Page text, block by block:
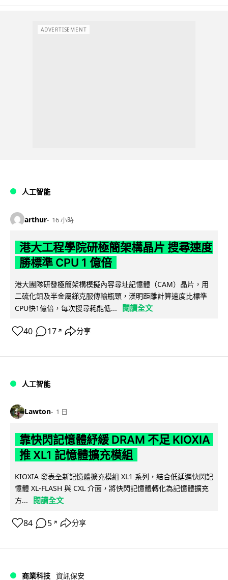
ADVERTISEMENT
人工智能
arthur 16 小時
港大工程學院研極簡架構晶片 搜尋速度
勝標準 CPU 1 億倍
港大團隊研發極簡架構模擬內容尋址記憶體（CAM）晶片，用
二硫化鉬及半金屬銻克服傳輸瓶頸，漢明距離計算速度比標準
CPU快1億倍，每次搜尋耗能低...
閱讀全文
40 17 ↗ 分享
人工智能
Lawton 1 日
靠快閃記憶體紓緩 DRAM 不足 KIOXIA
推 XL1 記憶體擴充模組
KIOXIA 發表全新記憶體擴充模組 XL1 系列，結合低延遲快閃記
憶體 XL-FLASH 與 CXL 介面，將快閃記憶體轉化為記憶體擴充
方...
閱讀全文
84 5 ↗ 分享
商業科技 資訊保安